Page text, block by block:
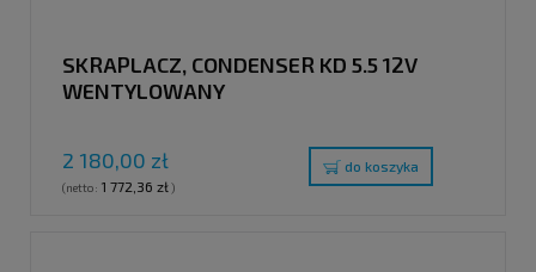
SKRAPLACZ, CONDENSER KD 5.5 12V
WENTYLOWANY
2 180,00 zł
(netto: 1 772,36 zł)
do koszyka